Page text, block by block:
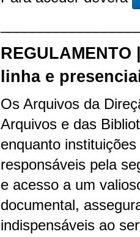
linha e
Os Arquivos da
Arquivos e das
enquanto
responsáveis pela
e acesso a um
documental,
indispensáveis ao